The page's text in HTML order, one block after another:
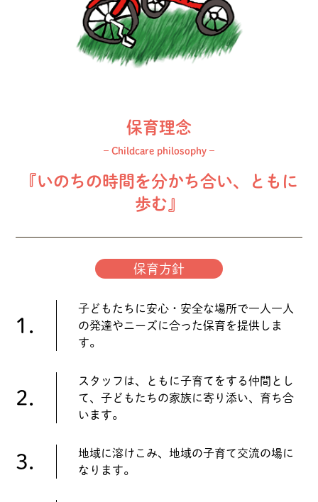
保育理念
– Childcare philosophy –
『いのちの時間を分かち合い、ともに
歩む』
保育方針
1.
子どもたちに安心・安全な場所で一人一人
の発達やニーズに合った保育を提供しま
す。
2.
スタッフは、ともに子育てをする仲間とし
て、子どもたちの家族に寄り添い、育ち合
います。
3.
地域に溶けこみ、地域の子育て交流の場に
なります。